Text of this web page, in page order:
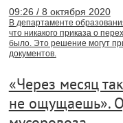
09:26 / 8 октября 2020
В департаменте
что никакого приказа о
было. Это решение могут
документов.
«Через месяц
не ощущаешь».